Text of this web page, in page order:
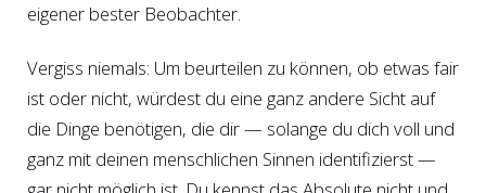
eigener bester Beobachter.
Vergiss niemals: Um beurteilen zu können, ob etwas fair
ist oder nicht, würdest du eine ganz andere Sicht auf
die Dinge benötigen, die dir — solange du dich voll und
ganz mit deinen menschlichen Sinnen identifizierst —